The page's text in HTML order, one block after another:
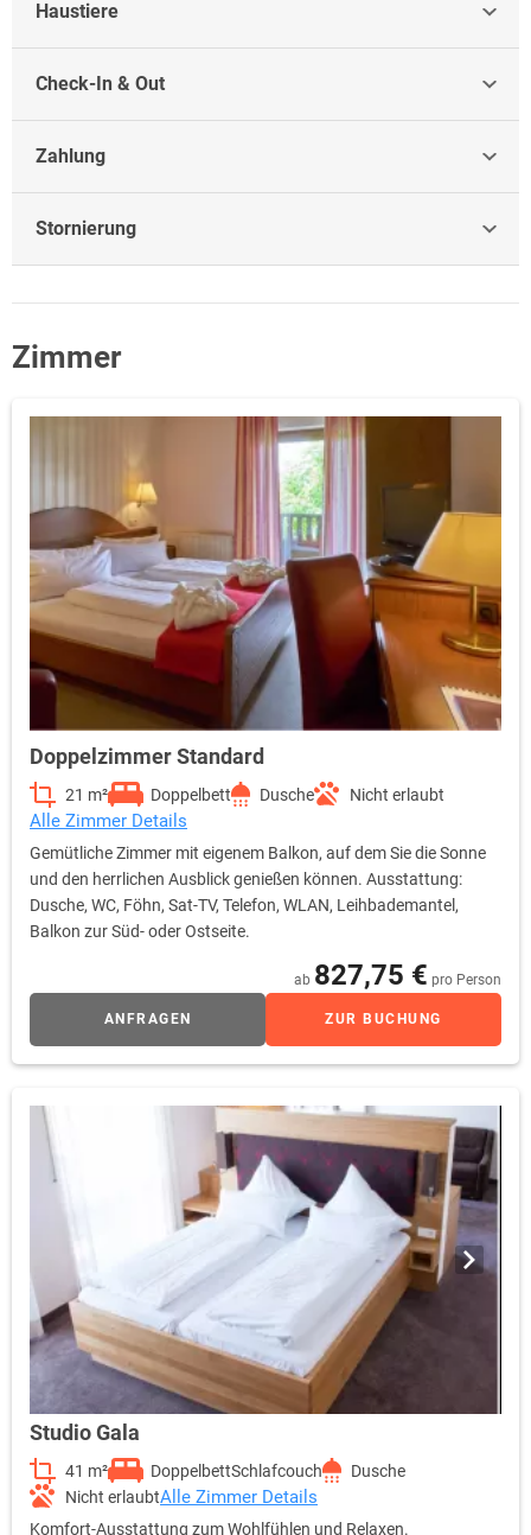
Haustiere
Check-In & Out
Zahlung
Stornierung
Zimmer
Doppelzimmer Standard
21 m² Doppelbett Dusche Nicht erlaubt
Alle Zimmer Details
Gemütliche Zimmer mit eigenem Balkon, auf dem Sie die Sonne
und den herrlichen Ausblick genießen können. Ausstattung:
Dusche, WC, Föhn, Sat-TV, Telefon, WLAN, Leihbademantel,
Balkon zur Süd- oder Ostseite.
ab 827,75 € pro Person
ANFRAGEN ZUR BUCHUNG
Studio Gala
41 m² DoppelbettSchlafcouch
Dusche
Nicht erlaubtAlle Zimmer Details
Komfort-Ausstattung zum Wohlfühlen und Relaxen.